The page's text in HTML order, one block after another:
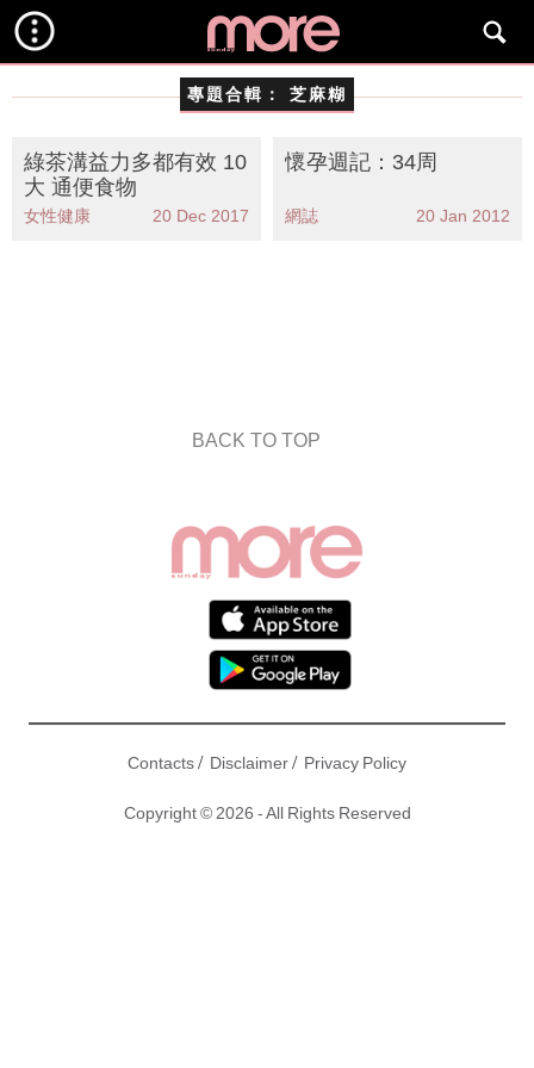
專題合輯： 芝麻糊
綠茶溝益力多都有效 10
大 通便食物
女性健康 20 Dec 2017
懷孕週記：34周
網誌 20 Jan 2012
BACK TO TOP
Contacts/ Disclaimer/ Privacy Policy
Copyright © 2026 - All Rights Reserved